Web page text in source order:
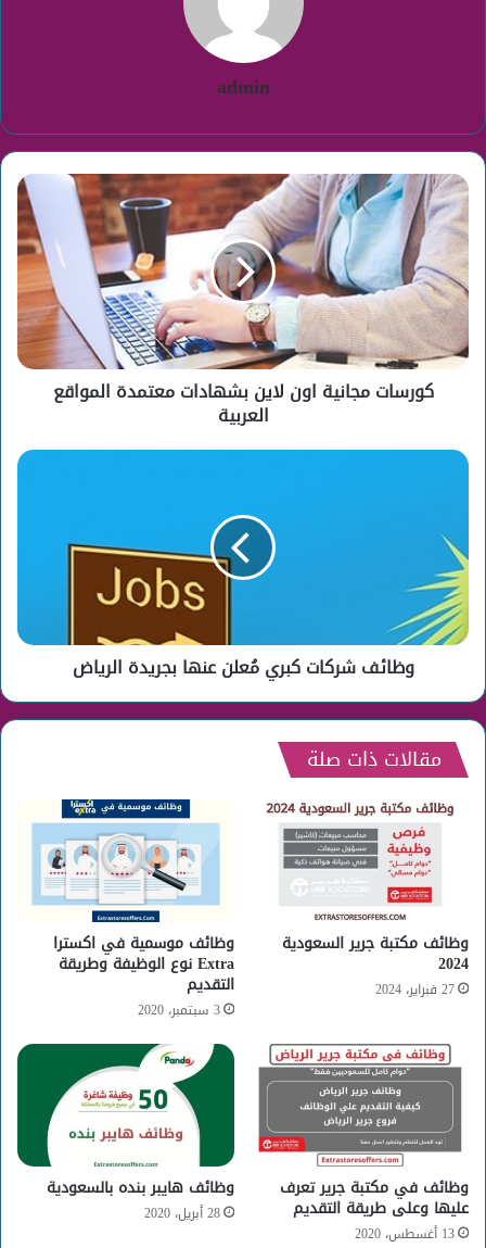
admin
كورسات
مجانية
اون
لاين
بشهادات
معتمدة
المواقع
العربية
كورسات مجانية اون لاين بشهادات معتمدة المواقع
العربية
وظائف
مُعلن
عنها
بجريدة
الرياض
وظائف شركات كبري مُعلن عنها بجريدة الرياض
مقالات ذات صلة
وظائف مكتبة جرير السعودية
2024
27 فبراير، 2024
وظائف موسمية في اكسترا
Extra نوع الوظيفة وطريقة
التقديم
3 سبتمبر، 2020
وظائف في مكتبة جرير تعرف
عليها وعلى طريقة التقديم
13 أغسطس، 2020
وظائف هايبر بنده بالسعودية
28 أبريل، 2020